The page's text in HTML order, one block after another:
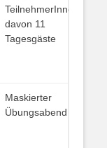
TeilnehmerInnen,
davon 11
Tagesgäste
Maskierter
Übungsabend